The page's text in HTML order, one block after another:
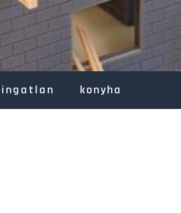
ingatlan konyha